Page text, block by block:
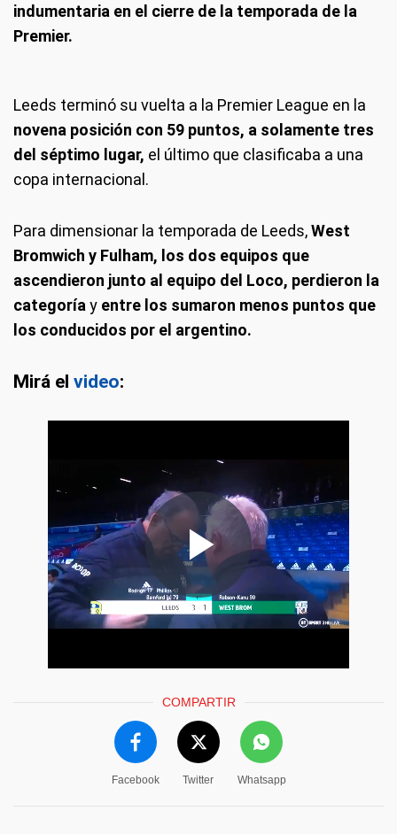
indumentaria en el cierre de la temporada de la
Premier.
Leeds terminó su vuelta a la Premier League en la
novena posición con 59 puntos, a solamente tres
del séptimo lugar, el último que clasificaba a una
copa internacional.
Para dimensionar la temporada de Leeds,West
Bromwich y Fulham, los dos equipos que
ascendieron junto al equipo del Loco, perdieron la
categoría y entre los sumaron menos puntos que
los conducidos por el argentino.
Mirá el video:
COMPARTIR
Facebook Twitter Whatsapp